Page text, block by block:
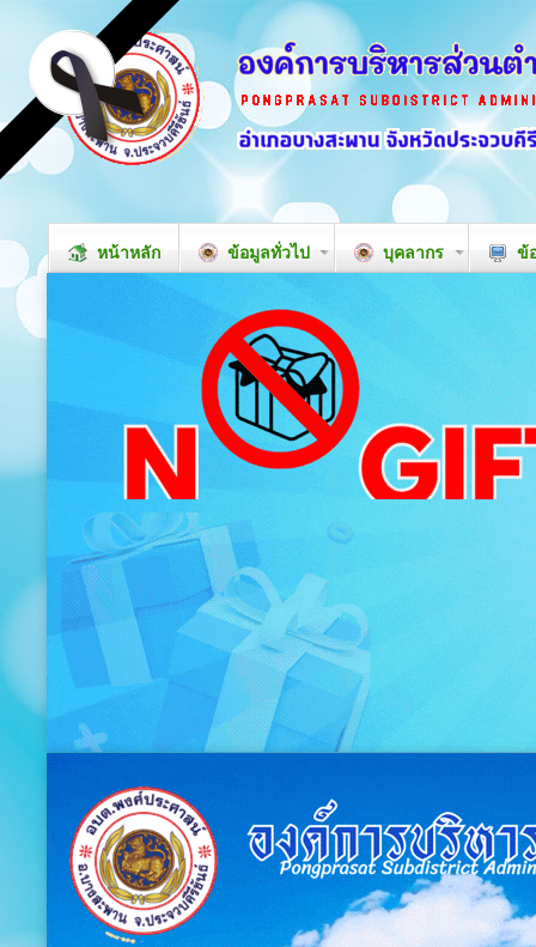
หน้าหลัก ข้อมูลทั่วไป บุคลากร ข้